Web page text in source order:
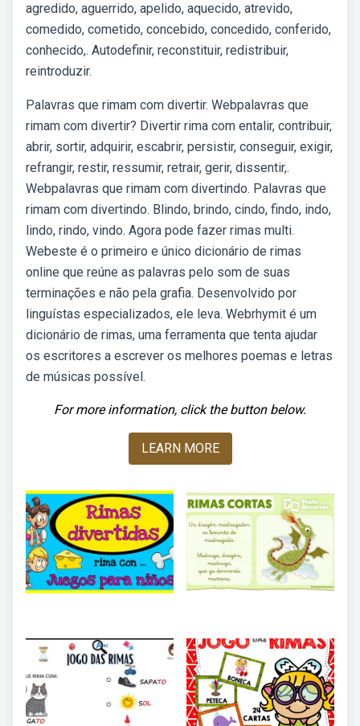
agredido, aguerrido, apelido, aquecido, atrevido,
comedido, cometido, concebido, concedido, conferido,
conhecido,. Autodefinir, reconstituir, redistribuir,
reintroduzir.
Palavras que rimam com divertir. Webpalavras que
rimam com divertir? Divertir rima com entalir, contribuir,
abrir, sortir, adquirir, escabrir, persistir, conseguir, exigir,
refrangir, restir, ressumir, retrair, gerir, dissentir,.
Webpalavras que rimam com divertindo. Palavras que
rimam com divertindo. Blindo, brindo, cindo, findo, indo,
lindo, rindo, vindo. Agora pode fazer rimas multi.
Webeste é o primeiro e único dicionário de rimas
online que reúne as palavras pelo som de suas
terminações e não pela grafia. Desenvolvido por
linguístas especializados, ele leva. Webrhymit é um
dicionário de rimas, uma ferramenta que tenta ajudar
os escritores a escrever os melhores poemas e letras
de músicas possível.
For more information, click the button below.
LEARN MORE